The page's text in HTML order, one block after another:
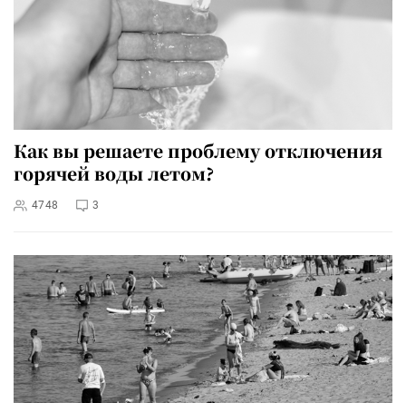
Как вы решаете проблему отключения
горячей воды летом?
4748 3